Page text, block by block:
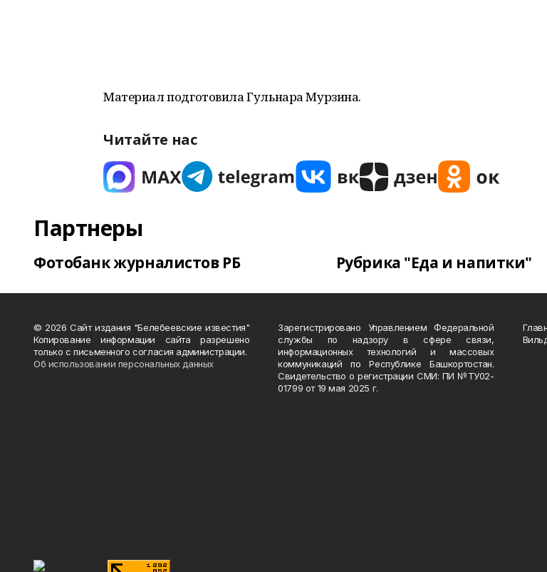
Материал подготовила Гульнара Мурзина.
Читайте нас
Партнеры
Фотобанк журналистов РБ Рубрика "Еда и напитки"
© 2026 Сайт издания "Белебеевские известия"
Копирование информации сайта разрешено
только с письменного согласия администрации.
Об использовании персональных данных
Зарегистрировано Управлением Федеральной
службы по надзору в сфере связи,
информационных технологий и массовых
коммуникаций по Республике Башкортостан.
Свидетельство о регистрации СМИ: ПИ №ТУ02-
01799 от 19 мая 2025 г.